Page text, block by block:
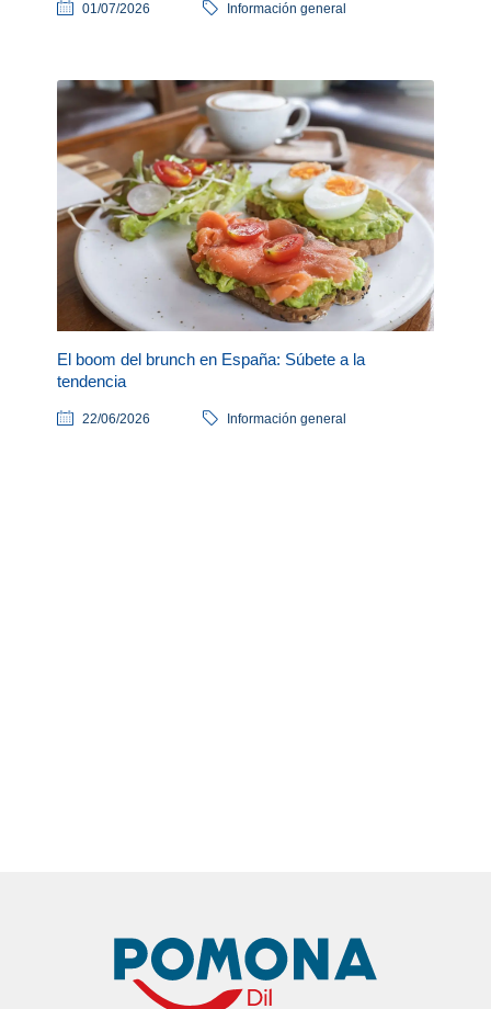
01/07/2026 Información general
El boom del brunch en España: Súbete a la
tendencia
22/06/2026 Información general